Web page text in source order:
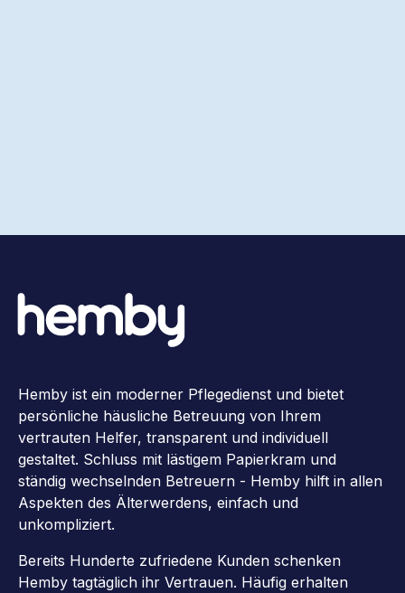
Hemby ist ein moderner Pflegedienst und bietet
persönliche häusliche Betreuung von Ihrem
vertrauten Helfer, transparent und individuell
gestaltet. Schluss mit lästigem Papierkram und
ständig wechselnden Betreuern - Hemby hilft in allen
Aspekten des Älterwerdens, einfach und
unkompliziert.
Bereits Hunderte zufriedene Kunden schenken
Hemby tagtäglich ihr Vertrauen. Häufig erhalten